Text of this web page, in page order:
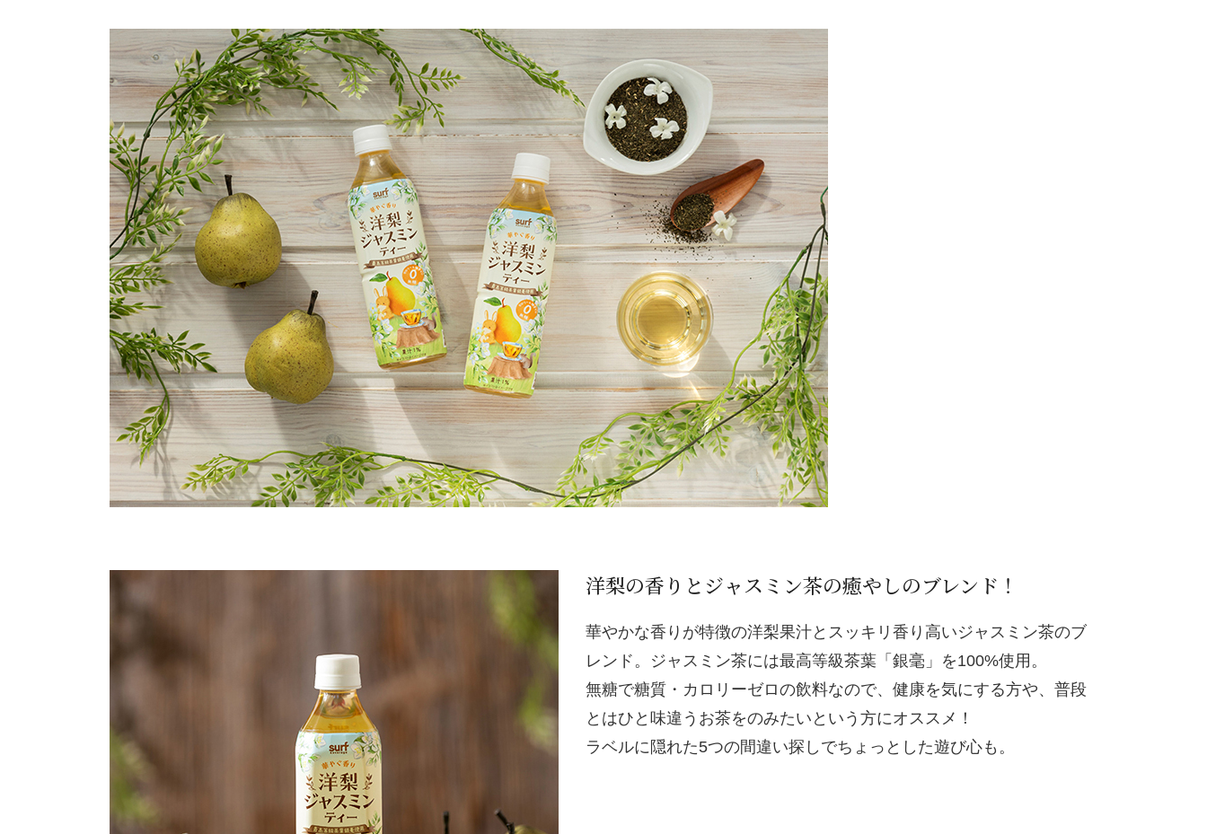
洋梨の香りとジャスミン茶の癒やしのブレンド！
華やかな香りが特徴の洋梨果汁とスッキリ香り高いジャスミン茶のブ
レンド。ジャスミン茶には最高等級茶葉「銀毫」を100%使用。
無糖で糖質・カロリーゼロの飲料なので、健康を気にする方や、普段
とはひと味違うお茶をのみたいという方にオススメ！
ラベルに隠れた5つの間違い探しでちょっとした遊び心も。